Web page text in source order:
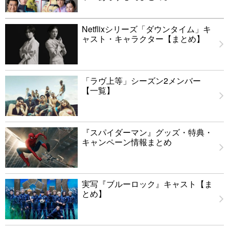
Netflixシリーズ「ダウンタイム」キ
ャスト・キャラクター【まとめ】
「ラヴ上等」シーズン2メンバー
【一覧】
『スパイダーマン』グッズ・特典・
キャンペーン情報まとめ
実写『ブルーロック』キャスト【ま
とめ】